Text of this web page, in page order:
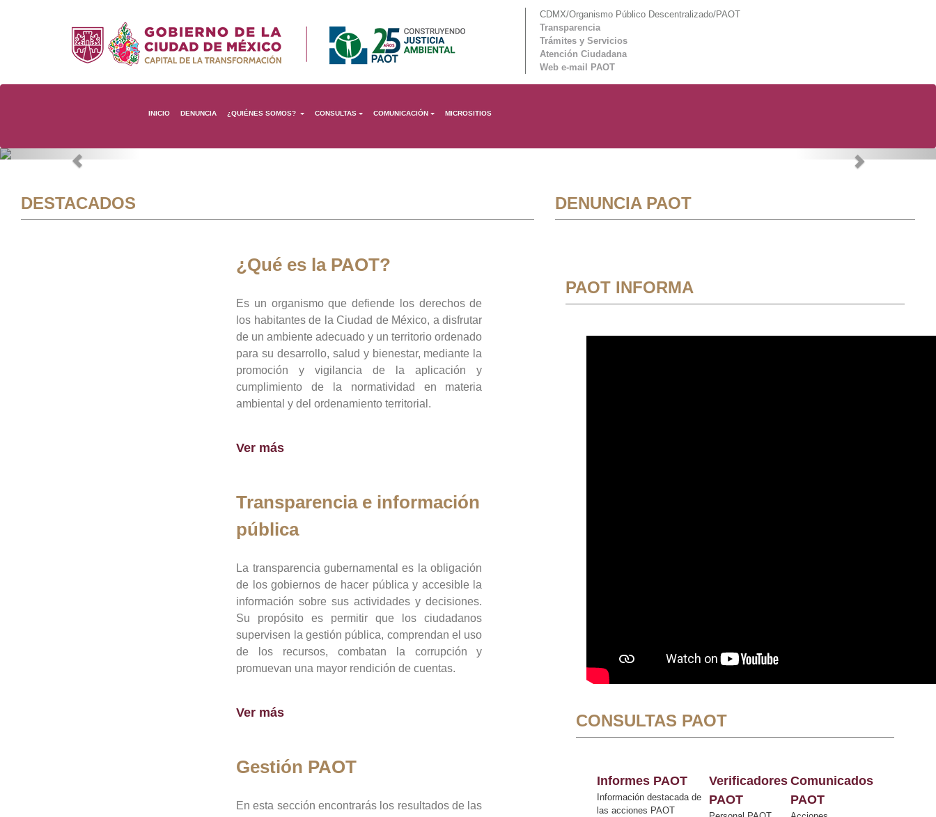
CDMX/Organismo Público Descentralizado/PAOT
Transparencia
Trámites y Servicios
Atención Ciudadana
Web e-mail PAOT
INICIO DENUNCIA ¿QUIÉNES SOMOS? CONSULTAS COMUNICACIÓN MICROSITIOS
Previous Next
DESTACADOS
¿Qué es la PAOT?
Es un organismo que defiende los derechos de
los habitantes de la Ciudad de México, a disfrutar
de un ambiente adecuado y un territorio ordenado
para su desarrollo, salud y bienestar, mediante la
promoción y vigilancia de la aplicación y
cumplimiento de la normatividad en materia
ambiental y del ordenamiento territorial.
Ver más
Transparencia e información
pública
La transparencia gubernamental es la obligación
de los gobiernos de hacer pública y accesible la
información sobre sus actividades y decisiones.
Su propósito es permitir que los ciudadanos
supervisen la gestión pública, comprendan el uso
de los recursos, combatan la corrupción y
promuevan una mayor rendición de cuentas.
Ver más
Gestión PAOT
En esta sección encontrarás los resultados de las
DENUNCIA PAOT
PAOT INFORMA
CONSULTAS PAOT
Informes PAOT
Información destacada de
las acciones PAOT
Verificadores
PAOT
Comunicados
PAOT